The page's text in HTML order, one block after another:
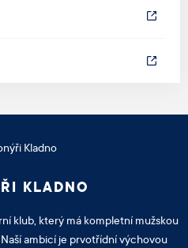
KLADNO
klub, který má kompletní mužskou
ambicí je prvotřídní výchovou